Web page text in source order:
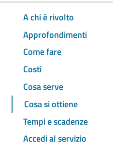
A chi è rivolto
Approfondimenti
Come fare
Costi
Cosa serve
Cosa si ottiene
Tempi e scadenze
Accedi al servizio